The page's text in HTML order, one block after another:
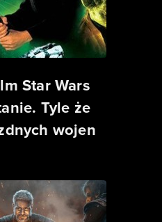
Star Wars
Tyle że
wojen